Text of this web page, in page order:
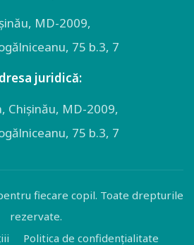
MD-2009,
75 b.3, 7
juridică:
Chişinău, MD-2009,
75 b.3, 7
fiecare copil. Toate drepturile
rezervate.
Politica de confidențialitate